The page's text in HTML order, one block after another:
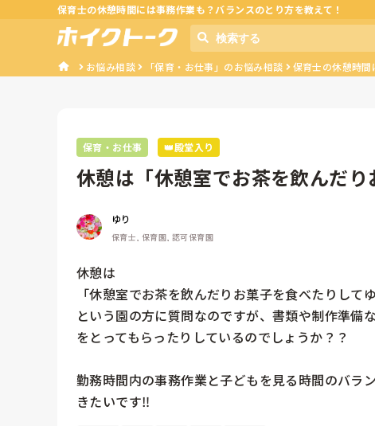
保育士の休憩時間には事務作業も？バランスのとり方を教えて！
お悩み相談 「保育・お仕事」のお悩み相談 保育士の休憩時間
保育・お仕事 👑殿堂入り
休憩は「休憩室でお茶を飲んだ
ゆり
保育士, 保育園, 認可保育園
休憩は
「休憩室でお茶を飲んだりお菓子を食べたりして
という園の方に質問なのですが、書類や制作準備
をとってもらったりしているのでしょうか？？
勤務時間内の事務作業と子どもを見る時間のバラ
きたいです‼️